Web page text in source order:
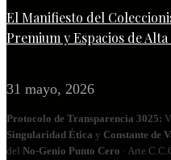
El Manifiesto del
Premium y Espacios de Alta
31 mayo, 2026
Protocolo de Transparencia 3025:
Singularidad Ética y Constante de
del No‑Genio Punto Cero · Arte